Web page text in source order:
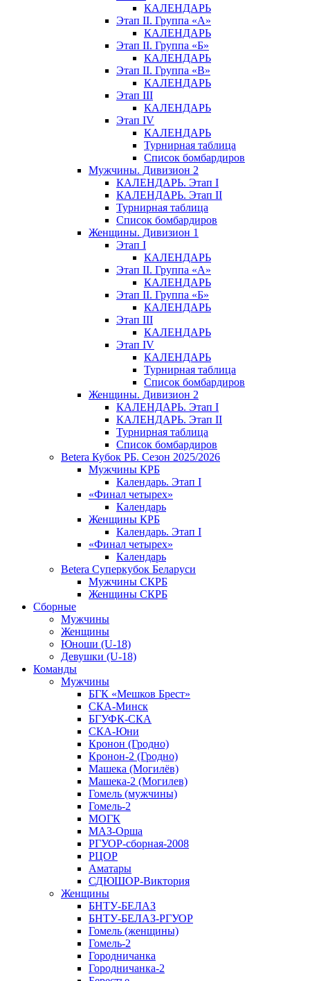
КАЛЕНДАРЬ
Этап II. Группа «А»
КАЛЕНДАРЬ
Этап II. Группа «Б»
КАЛЕНДАРЬ
Этап II. Группа «В»
КАЛЕНДАРЬ
Этап III
КАЛЕНДАРЬ
Этап IV
КАЛЕНДАРЬ
Турнирная таблица
Список бомбардиров
Мужчины. Дивизион 2
КАЛЕНДАРЬ. Этап I
КАЛЕНДАРЬ. Этап II
Турнирная таблица
Список бомбардиров
Женщины. Дивизион 1
Этап I
КАЛЕНДАРЬ
Этап II. Группа «А»
КАЛЕНДАРЬ
Этап II. Группа «Б»
КАЛЕНДАРЬ
Этап III
КАЛЕНДАРЬ
Этап IV
КАЛЕНДАРЬ
Турнирная таблица
Список бомбардиров
Женщины. Дивизион 2
КАЛЕНДАРЬ. Этап I
КАЛЕНДАРЬ. Этап II
Турнирная таблица
Список бомбардиров
Betera Кубок РБ. Сезон 2025/2026
Мужчины КРБ
Календарь. Этап I
«Финал четырех»
Календарь
Женщины КРБ
Календарь. Этап I
«Финал четырех»
Календарь
Betera Суперкубок Беларуси
Мужчины СКРБ
Женщины СКРБ
Сборные
Мужчины
Женщины
Юноши (U-18)
Девушки (U-18)
Команды
Мужчины
БГК «Мешков Брест»
СКА-Минск
БГУФК-СКА
СКА-Юни
Кронон (Гродно)
Кронон-2 (Гродно)
Машека (Могилёв)
Машека-2 (Могилев)
Гомель (мужчины)
Гомель-2
МОГК
МАЗ-Орша
РГУОР-сборная-2008
РЦОР
Аматары
СДЮШОР-Виктория
Женщины
БНТУ-БЕЛАЗ
БНТУ-БЕЛАЗ-РГУОР
Гомель (женщины)
Гомель-2
Городничанка
Городничанка-2